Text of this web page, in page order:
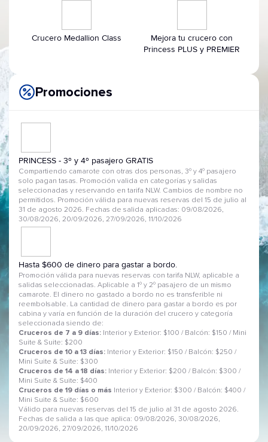
Crucero Medallion Class
Mejora tu crucero con
Princess PLUS y PREMIER
Promociones
PRINCESS - 3º y 4º pasajero GRATIS
Compartiendo camarote con otras dos personas, 3º y 4º pasajero
solo pagan tasas. Promoción valida en categorías y salidas
seleccionadas y reservando en tarifa NLW. Cambios de nombre no
permitidos. Promoción válida para nuevas reservas del 15 de julio al
31 de agosto 2026. Fechas de salida aplicadas: 09/08/2026,
30/08/2026, 20/09/2026, 27/09/2026, 11/10/2026
Hasta $600 de dinero para gastar a bordo.
Promoción válida para nuevas reservas con tarifa NLW, aplicable a
salidas seleccionadas. Aplicable a 1º y 2º pasajero de un mismo
camarote. El dinero no gastado a bordo no es transferible ni
reembolsable. La cantidad de dinero para gastar a bordo es por
cabina y varía en función de la duración del crucero y categoría
seleccionada siendo de:
Cruceros de 7 a 9 días: Interior y Exterior: $100 / Balcón: $150 / Mini
Suite & Suite: $200
Cruceros de 10 a 13 días: Interior y Exterior: $150 / Balcón: $250 /
Mini Suite & Suite: $300
Cruceros de 14 a 18 días: Interior y Exterior: $200 / Balcón: $300 /
Mini Suite & Suite: $400
Cruceros de 19 días o más
Interior y Exterior: $300 / Balcón: $400 /
Mini Suite & Suite: $600
Válido para nuevas reservas del 15 de julio al 31 de agosto 2026.
Fechas de salida a las que aplica: 09/08/2026, 30/08/2026,
20/09/2026, 27/09/2026, 11/10/2026